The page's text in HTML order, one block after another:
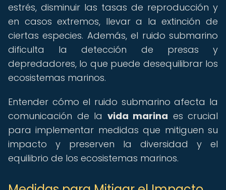
estrés, disminuir las tasas de reproducción y
en casos extremos, llevar a la extinción de
ciertas especies. Además, el ruido submarino
dificulta la detección de presas y
depredadores, lo que puede desequilibrar los
ecosistemas marinos.
Entender cómo el ruido submarino afecta la
comunicación de la vida marina es crucial
para implementar medidas que mitiguen su
impacto y preserven la diversidad y el
equilibrio de los ecosistemas marinos.